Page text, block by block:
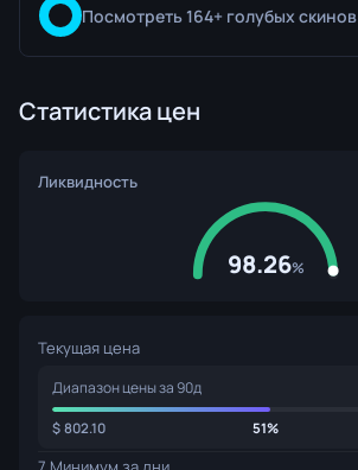
Посмотреть 164+ голубых скинов
Статистика цен
Ликвидность
98.26%
Текущая цена
Диапазон цены за 90д
802.10 51%